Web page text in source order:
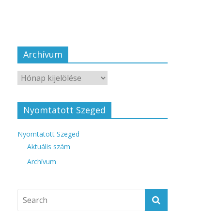
Archívum
Nyomtatott Szeged
Nyomtatott Szeged
Aktuális szám
Archívum